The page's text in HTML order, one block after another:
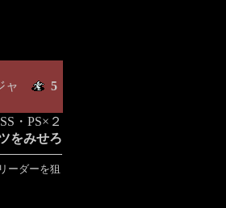
ャ 5
・PS×２
をみせろ
ーダーを狙